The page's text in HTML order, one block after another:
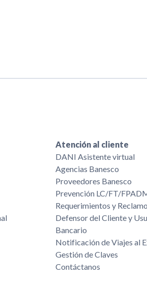
Atención al cliente
DANI Asistente virtual
Agencias Banesco
Proveedores Banesco
Prevención LC/FT/
Requerimientos y
Defensor del Cliente y
Bancario
Notificación de Viajes al
Gestión de Claves
Contáctanos